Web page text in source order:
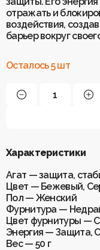
Для клиентов
Оплата
Услуги по
Обучение
и бизнес с
Рекомендации
О Keklik
Отзывы
ИП
отражать и
воздействия,
барьер вокруг
Осталось 5 шт
Характеристики
Агат — защита,
Цвет — Бежевый,
Пол — Женский
Фурнитура —
Цвет фурнитуры —
Энергия — Защита,
Вес — 50 г